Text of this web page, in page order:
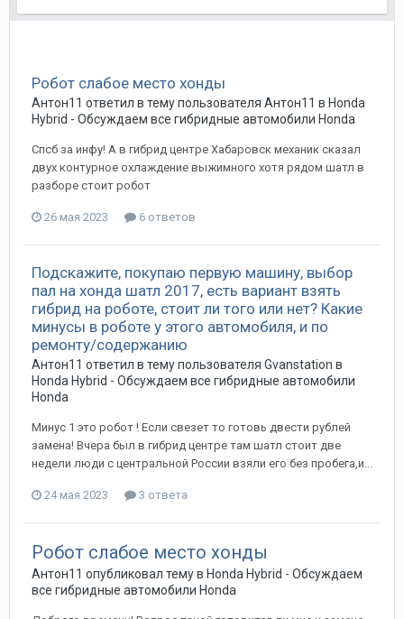
Робот слабое место хонды
Антон11 ответил в тему пользователя Антон11 в Honda
Hybrid - Обсуждаем все гибридные автомобили Honda
Спсб за инфу! А в гибрид центре Хабаровск механик сказал
двух контурное охлаждение выжимного хотя рядом шатл в
разборе стоит робот
26 мая 2023 6 ответов
Подскажите, покупаю первую машину, выбор
пал на хонда шатл 2017, есть вариант взять
гибрид на роботе, стоит ли того или нет? Какие
минусы в роботе у этого автомобиля, и по
ремонту/содержанию
Антон11 ответил в тему пользователя Gvanstation в
Honda Hybrid - Обсуждаем все гибридные автомобили
Honda
Минус 1 это робот ! Если свезет то готовь двести рублей
замена! Вчера был в гибрид центре там шатл стоит две
недели люди с центральной России взяли его без пробега,и...
24 мая 2023 3 ответа
Робот слабое место хонды
Антон11 опубликовал тему в Honda Hybrid - Обсуждаем
все гибридные автомобили Honda